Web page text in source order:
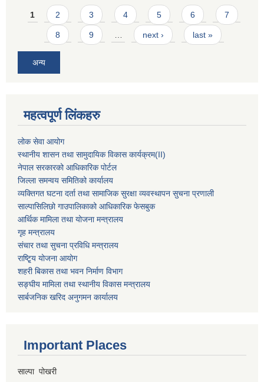
Pages
1 2 3 4 5 6 7
8 9 … next › last »
अन्य
महत्वपूर्ण लिंकहरु
लोक सेवा आयोग
स्थानीय शासन तथा सामुदायिक विकास कार्यक्रम(II)
नेपाल सरकारको आधिकारिक पोर्टल
जिल्ला समन्वय समितिको कार्यालय
व्यक्तिगत घटना दर्ता तथा सामाजिक सुरक्षा व्यवस्थापन सुचना प्रणाली
साल्पासिलिछो गाउपालिकाको आधिकारिक फेसबुक
आर्थिक मामिला तथा योजना मन्त्रालय
गृह मन्त्रालय
संचार तथा सुचना प्रविधि मन्त्रालय
राष्टि्ृय योजना आयोग
शहरी बिकास तथा भवन निर्माण विभाग
सङ्घीय मामिला तथा स्थानीय विकास मन्त्रालय
सार्बजनिक खरिद अनुगमन कार्यालय
Important Places
साल्पा पोखरी